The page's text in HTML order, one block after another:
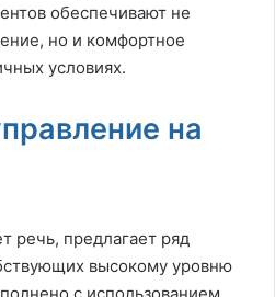
обеспечивают не
но и комфортное
условиях.
на
речь, предлагает ряд
высокому уровню